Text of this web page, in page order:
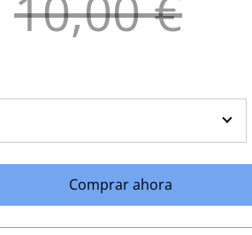
Comprar ahora